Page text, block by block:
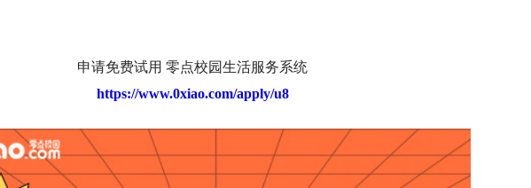
申请免费试用 零点校园生活服务系统
https://www.0xiao.com/apply/u8